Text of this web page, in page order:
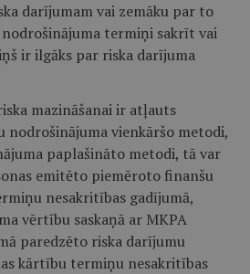
darījumam vai zemāku par to
termiņi sakrīt vai
ir ilgāks par riska darījuma
mazināšanai ir atļauts
vienkāršo metodi,
paplašināto metodi, tā var
emitēto piemēroto finanšu
nesakritības gadījumā,
vērtību saskaņā ar MKPA
paredzēto riska darījumu
kārtību termiņu nesakritības